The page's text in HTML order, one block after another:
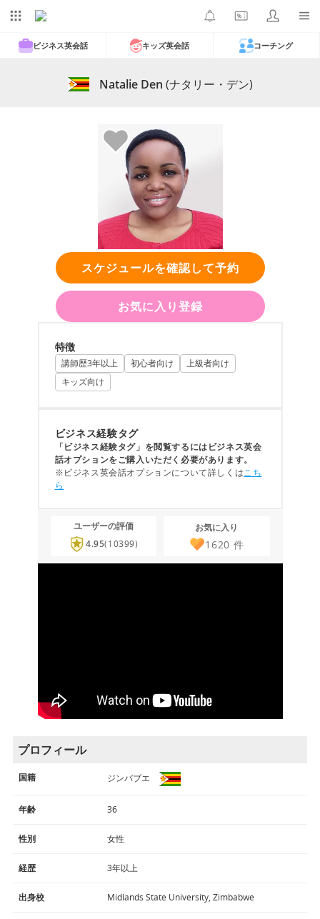
ビジネス英会話 キッズ英会話 コーチング
Natalie Den (ナタリー・デン)
スケジュールを確認して予約
お気に入り登録
特徴
講師歴3年以上 初心者向け
上級者向け
キッズ向け
ビジネス経験タグ
「ビジネス経験タグ」を閲覧するにはビジネス英会
話オプションをご購入いただく必要があります。
※ビジネス英会話オプションについて詳しくはこち
ら
ユーザーの評価
4.95(10399)
お気に入り
1620 件
プロフィール
国籍 ジンバブエ
年齢 36
性別 女性
経歴 3年以上
出身校 Midlands State University, Zimbabwe